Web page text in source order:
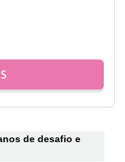
de desafio e